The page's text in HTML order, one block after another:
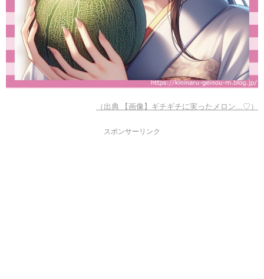
（出典 【画像】ギチギチに実ったメロン...♡）
スポンサーリンク